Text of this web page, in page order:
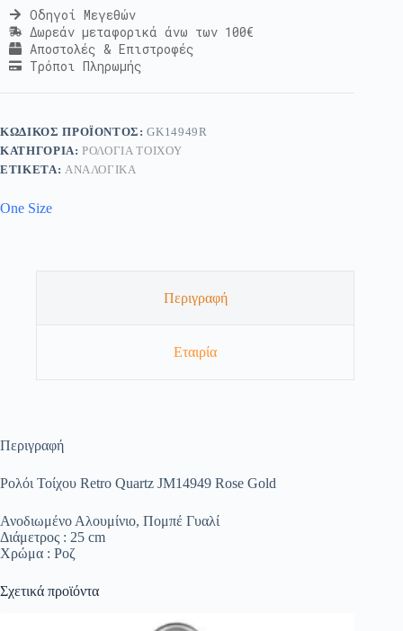
Οδηγοί Μεγεθών
Δωρεάν μεταφορικά άνω των 100€
Αποστολές & Επιστροφές
Τρόποι Πληρωμής
ΚΩΔΙΚΌΣ ΠΡΟΪΌΝΤΟΣ:GK14949R
ΚΑΤΗΓΟΡΊΑ:ΡΟΛΌΓΙΑ ΤΟΊΧΟΥ
ΕΤΙΚΈΤΑ: ΑΝΑΛΟΓΙΚΑ
One Size
Περιγραφή
Εταιρία
Περιγραφή
Ρολόι Τοίχου Retro Quartz JM14949 Rose Gold
Ανοδιωμένο Αλουμίνιο, Πομπέ Γυαλί
Διάμετρος : 25 cm
Χρώμα : Ροζ
Σχετικά προϊόντα